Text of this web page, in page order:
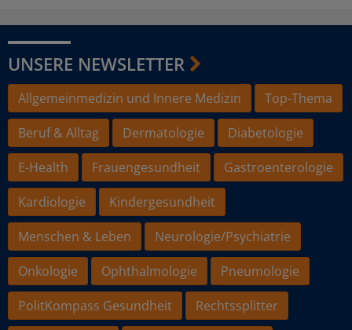
UNSERE NEWSLETTER
Allgemeinmedizin und Innere Medizin
Top-Thema
Beruf & Alltag
Dermatologie
Diabetologie
E-Health
Frauengesundheit
Gastroenterologie
Kardiologie
Kindergesundheit
Menschen & Leben
Neurologie/Psychiatrie
Onkologie
Ophthalmologie
Pneumologie
PolitKompass Gesundheit
Rechtssplitter